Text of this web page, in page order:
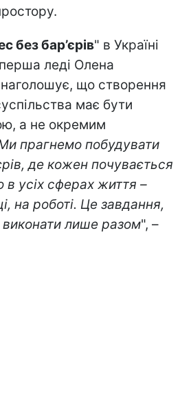
без бар’єрів" в Україні
леді Олена
що створення
має бути
а не окремим
прагнемо побудувати
де кожен почувається
в усіх сферах життя –
на роботі. Це завдання,
лише разом", –